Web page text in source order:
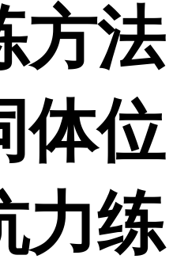
方法
体位
力练